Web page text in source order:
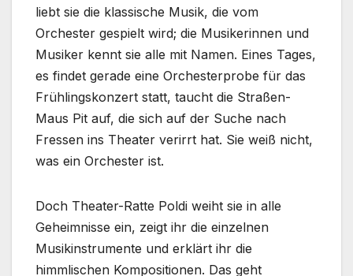
liebt sie die klassische Musik, die vom
Orchester gespielt wird; die Musikerinnen und
Musiker kennt sie alle mit Namen. Eines Tages,
es findet gerade eine Orchesterprobe für das
Frühlingskonzert statt, taucht die Straßen-
Maus Pit auf, die sich auf der Suche nach
Fressen ins Theater verirrt hat. Sie weiß nicht,
was ein Orchester ist.
Doch Theater-Ratte Poldi weiht sie in alle
Geheimnisse ein, zeigt ihr die einzelnen
Musikinstrumente und erklärt ihr die
himmlischen Kompositionen. Das geht